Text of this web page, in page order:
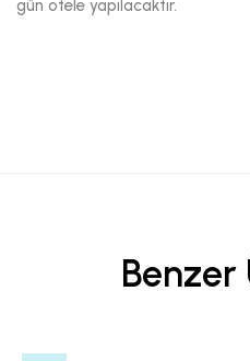
gün otele yapılacaktır.
Benzer